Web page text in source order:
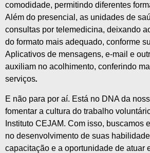
comodidade, permitindo diferentes
Além do presencial, as unidades de
consultas por telemedicina, deixando
do formato mais adequado, conforme
Aplicativos de mensagens, e-mail e
auxiliam no acolhimento, conferindo
serviços.
E não para por aí. Está no DNA da
fomentar a cultura do trabalho
Instituto CEJAM. Com isso, buscamos
no desenvolvimento de suas
capacitação e a oportunidade de atuar